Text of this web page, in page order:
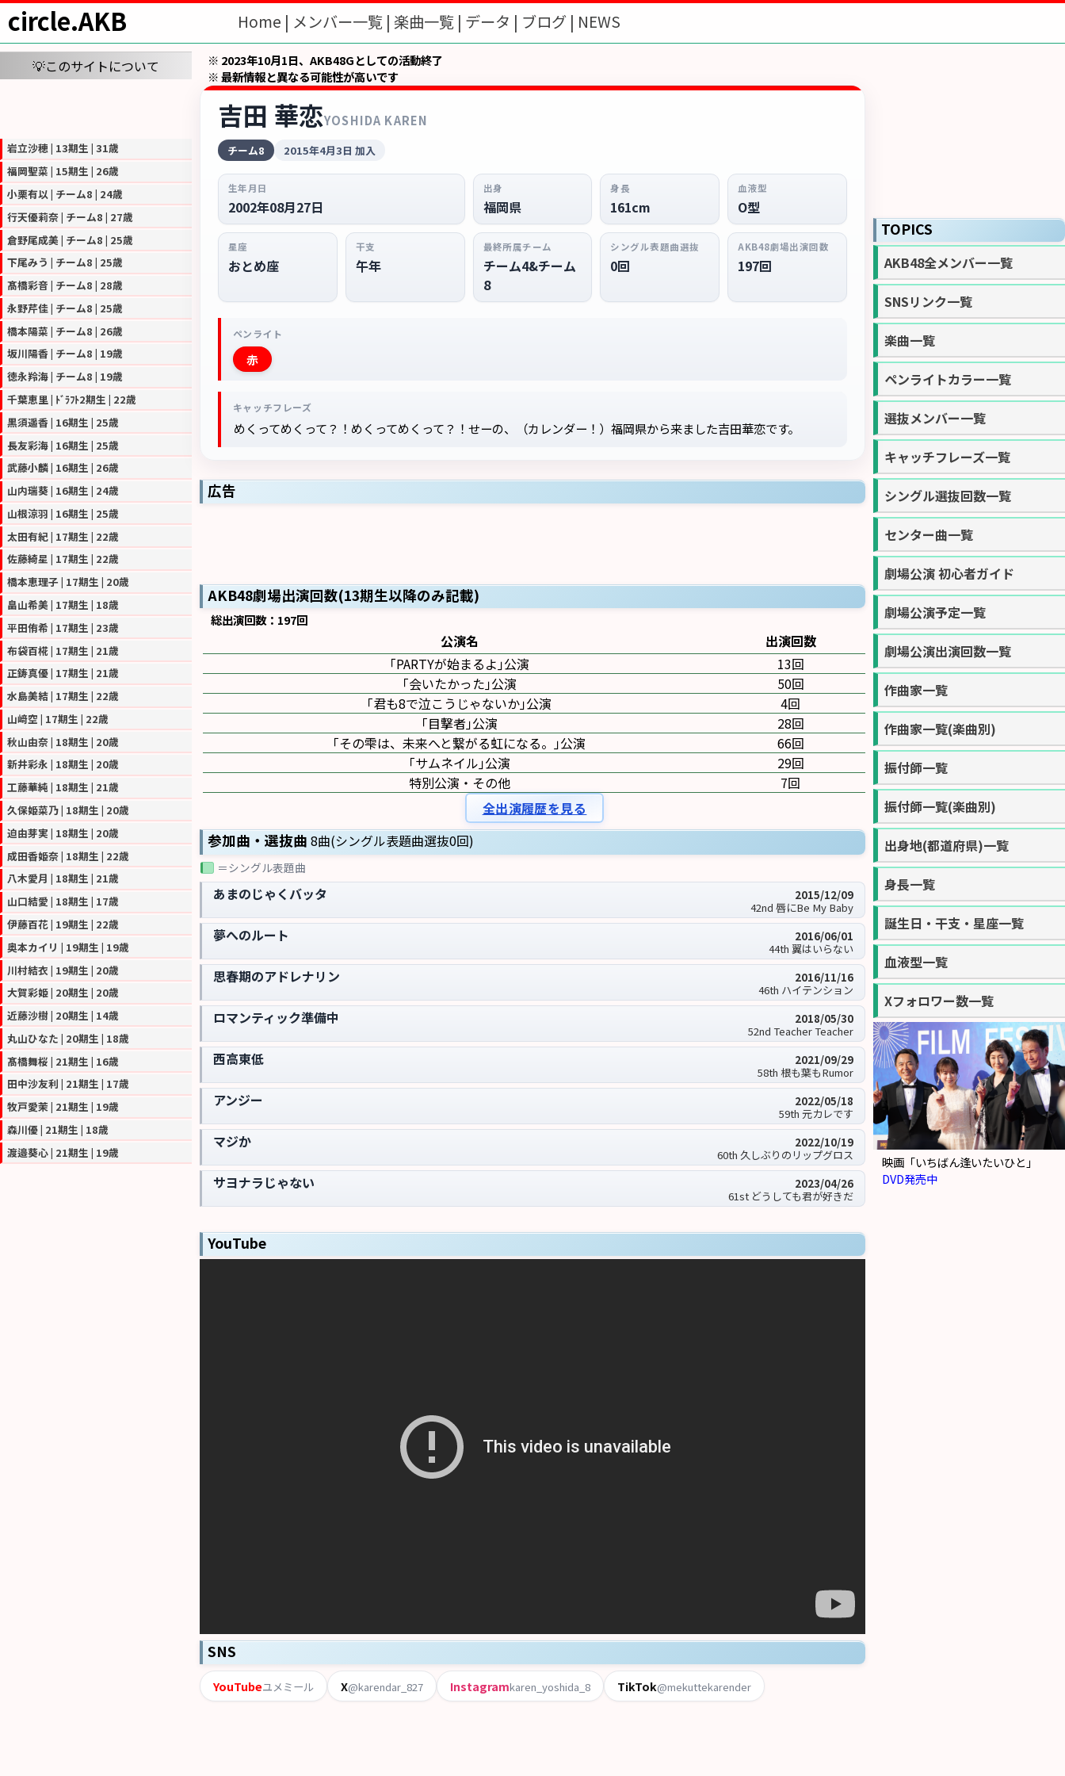
circle.AKB Home | メンバー一覧 | 楽曲一覧 | データ | ブログ | NEWS
💡このサイトについて
岩立沙穂 | 13期生 | 31歳
福岡聖菜 | 15期生 | 26歳
小栗有以 | チーム8 | 24歳
行天優莉奈 | チーム8 | 27歳
倉野尾成美 | チーム8 | 25歳
下尾みう | チーム8 | 25歳
髙橋彩音 | チーム8 | 28歳
永野芹佳 | チーム8 | 25歳
橋本陽菜 | チーム8 | 26歳
坂川陽香 | チーム8 | 19歳
徳永羚海 | チーム8 | 19歳
千葉恵里 | ﾄﾞﾗﾌﾄ2期生 | 22歳
黒須遥香 | 16期生 | 25歳
長友彩海 | 16期生 | 25歳
武藤小麟 | 16期生 | 26歳
山内瑞葵 | 16期生 | 24歳
山根涼羽 | 16期生 | 25歳
太田有紀 | 17期生 | 22歳
佐藤綺星 | 17期生 | 22歳
橋本恵理子 | 17期生 | 20歳
畠山希美 | 17期生 | 18歳
平田侑希 | 17期生 | 23歳
布袋百椛 | 17期生 | 21歳
正鋳真優 | 17期生 | 21歳
水島美結 | 17期生 | 22歳
山﨑空 | 17期生 | 22歳
秋山由奈 | 18期生 | 20歳
新井彩永 | 18期生 | 20歳
工藤華純 | 18期生 | 21歳
久保姫菜乃 | 18期生 | 20歳
迫由芽実 | 18期生 | 20歳
成田香姫奈 | 18期生 | 22歳
八木愛月 | 18期生 | 21歳
山口結愛 | 18期生 | 17歳
伊藤百花 | 19期生 | 22歳
奥本カイリ | 19期生 | 19歳
川村結衣 | 19期生 | 20歳
大賀彩姫 | 20期生 | 20歳
近藤沙樹 | 20期生 | 14歳
丸山ひなた | 20期生 | 18歳
髙橋舞桜 | 21期生 | 16歳
田中沙友利 | 21期生 | 17歳
牧戸愛茉 | 21期生 | 19歳
森川優 | 21期生 | 18歳
渡邉葵心 | 21期生 | 19歳
※ 2023年10月1日、AKB48Gとしての活動終了
※ 最新情報と異なる可能性が高いです
吉田 華恋YOSHIDA KAREN
チーム8 2015年4月3日 加入
生年月日
2002年08月27日
出身
福岡県
身長
161cm
血液型
O型
星座
おとめ座
干支
午年
最終所属チーム
チーム4&チーム
8
シングル表題曲選抜
0回
AKB48劇場出演回数
197回
ペンライト
赤
キャッチフレーズ
めくってめくって？！めくってめくって？！せーの、（カレンダー！）福岡県から来ました吉田華恋です。
広告
AKB48劇場出演回数(13期生以降のみ記載)
総出演回数：197回
公演名
出演回数
｢PARTYが始まるよ｣公演
13回
｢会いたかった｣公演
50回
｢君も8で泣こうじゃないか｣公演
4回
｢目撃者｣公演
28回
｢その雫は、未来へと繋がる虹になる。｣公演
66回
｢サムネイル｣公演
29回
特別公演・その他
7回
全出演履歴を見る
参加曲・選抜曲 8曲(シングル表題曲選抜0回)
＝シングル表題曲
あまのじゃくバッタ
2015/12/09
42nd 唇にBe My Baby
夢へのルート
2016/06/01
44th 翼はいらない
思春期のアドレナリン
2016/11/16
46th ハイテンション
ロマンティック準備中
2018/05/30
52nd Teacher Teacher
西高東低
2021/09/29
58th 根も葉もRumor
アンジー
2022/05/18
59th 元カレです
マジか
2022/10/19
60th 久しぶりのリップグロス
サヨナラじゃない
2023/04/26
61st どうしても君が好きだ
YouTube
SNS
YouTubeユメミール X@karendar_827 Instagramkaren_yoshida_8 TikTok@mekuttekarender
TOPICS
AKB48全メンバー一覧
SNSリンク一覧
楽曲一覧
ペンライトカラー一覧
選抜メンバー一覧
キャッチフレーズ一覧
シングル選抜回数一覧
センター曲一覧
劇場公演 初心者ガイド
劇場公演予定一覧
劇場公演出演回数一覧
作曲家一覧
作曲家一覧(楽曲別)
振付師一覧
振付師一覧(楽曲別)
出身地(都道府県)一覧
身長一覧
誕生日・干支・星座一覧
血液型一覧
Xフォロワー数一覧
映画「いちばん逢いたいひと」
DVD発売中